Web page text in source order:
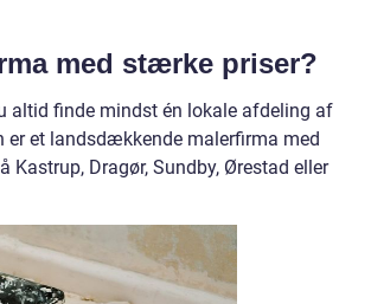
med stærke priser?
altid finde mindst én lokale afdeling af
er et landsdækkende malerfirma med
Dragør, Sundby, Ørestad eller